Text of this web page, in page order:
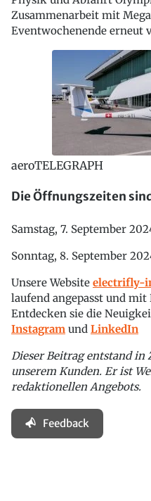
Zusammenarbeit mit
Eventwochenende erneut
aeroTELEGRAPH
Die Öffnungszeiten
Samstag, 7. September
Sonntag, 8. September
Unsere Website electrifly-
laufend angepasst und
Entdecken sie die
Instagram und LinkedIn
Dieser Beitrag entstand in
unserem Kunden. Er ist
redaktionellen Angebots.
Feedback